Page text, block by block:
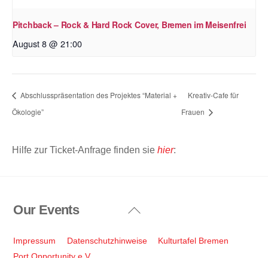
Pitchback – Rock & Hard Rock Cover, Bremen im Meisenfrei
August 8 @ 21:00
Abschlusspräsentation des Projektes “Material +
Ökologie”
Kreativ-Cafe für
Frauen
Hilfe zur Ticket-Anfrage finden sie hier:
Back
Top
Our Events
Impressum Datenschutzhinweise
Kulturtafel Bremen
Port Opportunity e.V.